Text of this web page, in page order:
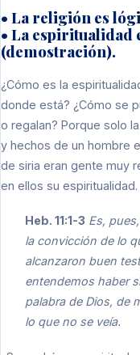
• La religión es
• La espiritualidad
(demostración).
¿Cómo es la
donde está? ¿Cómo se
o regalan? Porque solo
y hechos de un hombre
de siria eran gente muy
en ellos su espiritualidad.
Heb. 11:1-3 Es,
la convicción de lo
alcanzaron buen
entendemos haber
palabra de Dios, de
lo que no se veía.